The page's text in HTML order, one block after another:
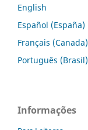
English
Español (España)
Français (Canada)
Português (Brasil)
Informações